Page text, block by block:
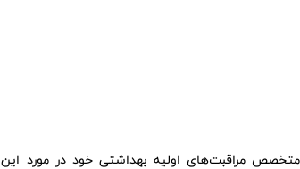
متخصص مراقبت‌های اولیه بهداشتی خود در مورد این